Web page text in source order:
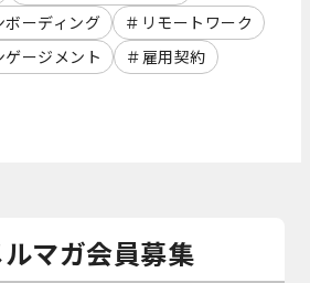
ボーディング
リモートワーク
ゲージメント 雇用契約
マガ会員募集